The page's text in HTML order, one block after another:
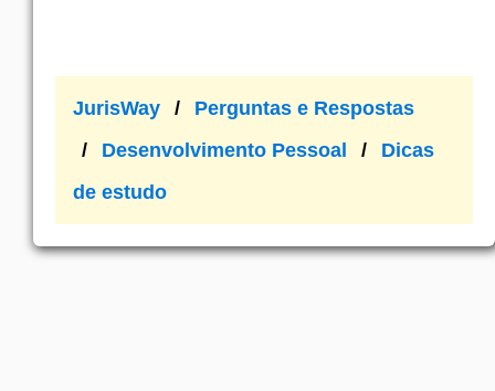
JurisWay
Perguntas e Respostas
Desenvolvimento Pessoal
Dicas
de estudo